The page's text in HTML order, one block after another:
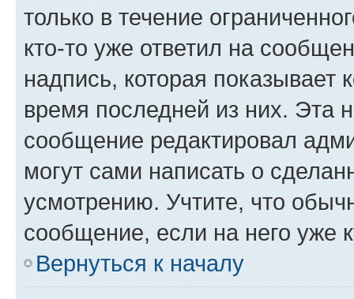
только в течение
кто-то уже ответил на
надпись, которая показывает
время последней из них. Эта
сообщение редактировал
могут сами написать о
усмотрению. Учтите, что
сообщение, если на него уже
Вернуться к началу